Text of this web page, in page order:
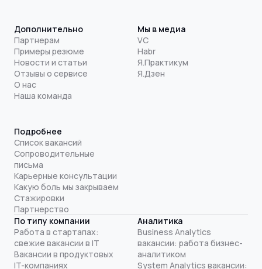
Дополнительно
Партнерам
Примеры резюме
Новости и статьи
Отзывы о сервисе
О нас
Наша команда
Мы в медиа
VC
Habr
Я.Практикум
Я.Дзен
Подробнее
Список вакансий
Сопроводительные
письма
Карьерные консультации
Какую боль мы закрываем
Стажировки
Партнерство
По типу компании
Работа в стартапах:
свежие вакансии в IT
Вакансии в продуктовых
IT-компаниях
Аналитика
Business Analytics
вакансии: работа бизнес-
аналитиком
System Analytics вакансии: